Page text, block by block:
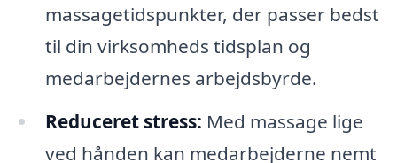
massagetidspunkter, der passer bedst
til din virksomheds tidsplan og
medarbejdernes arbejdsbyrde.
Reduceret stress: Med massage lige
ved hånden kan medarbejderne nemt